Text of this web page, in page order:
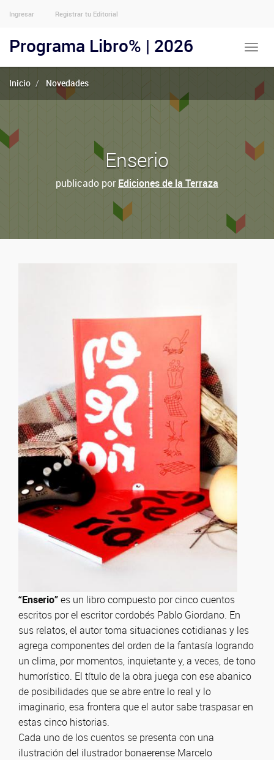
Menu
Usuarios
Anónimos
Ingresar Registrar tu Editorial
Toggle
Programa Libro% | 2026
Inicio Novedades
Enserio
publicado porEdiciones de la Terraza
“Enserio”es un libro compuesto por cinco cuentos
escritos por el escritor cordobés Pablo Giordano. En
sus relatos, el autor toma situaciones cotidianas y les
agrega componentes del orden de la fantasía logrando
un clima, por momentos, inquietante y, a veces, de tono
humorístico. El título de la obra juega con ese abanico
de posibilidades que se abre entre lo real y lo
imaginario, esa frontera que el autor sabe traspasar en
estas cinco historias.
Cada uno de los cuentos se presenta con una
ilustración del ilustrador bonaerense Marcelo